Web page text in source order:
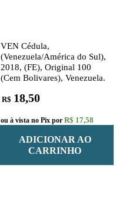
VEN Cédula,
(Venezuela/América do Sul),
2018, (FE), Original 100
(Cem Bolivares), Venezuela.
R$ 18,50
ou à vista no Pix por R$ 17,58
ADICIONAR AO
CARRINHO